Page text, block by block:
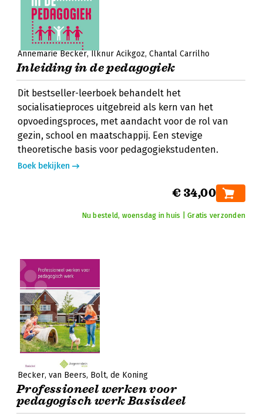
Annemarie Becker Ilknur Acikgoz Chantal Carrilho
Inleiding in de pedagogiek
Dit bestseller-leerboek behandelt het
socialisatieproces uitgebreid als kern van het
opvoedingsproces, met aandacht voor de rol van
gezin, school en maatschappij. Een stevige
theoretische basis voor pedagogiekstudenten.
Boek bekijken
€ 34,00
Nu besteld, woensdag in huis | Gratis verzonden
Becker van Beers Bolt de Koning
Professioneel werken voor
pedagogisch werk Basisdeel